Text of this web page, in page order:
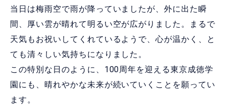
当日は梅雨空で雨が降っていましたが、外に出た瞬
間、厚い雲が晴れて明るい空が広がりました。まるで
天気もお祝いしてくれているようで、心が温かく、と
ても清々しい気持ちになりました。
この特別な日のように、100周年を迎える東京成徳学
園にも、晴れやかな未来が続いていくことを願ってい
ます。